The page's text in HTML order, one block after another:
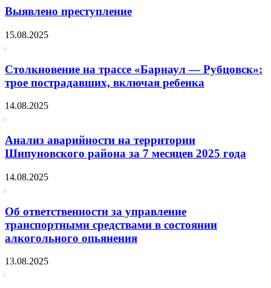
Выявлено преступление
15.08.2025
Столкновение на трассе «Барнаул — Рубцовск»:
трое пострадавших, включая ребенка
14.08.2025
Анализ аварийности на территории
Шипуновского района за 7 месяцев 2025 года
14.08.2025
Об ответственности за управление
транспортными средствами в состоянии
алкогольного опьянения
13.08.2025